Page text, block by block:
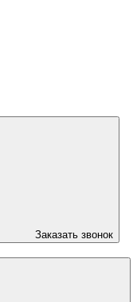
Заказать звонок